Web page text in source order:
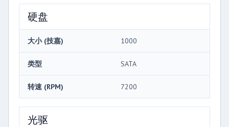
硬盘
大小 (技嘉) 1000
类型 SATA
转速 (RPM) 7200
光驱